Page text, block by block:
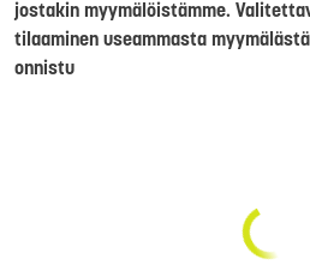
jostakin myymälöistämme.
tilaaminen useammasta
onnistu